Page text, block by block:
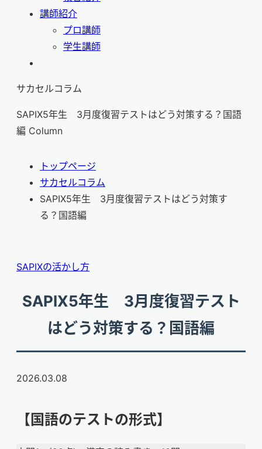
講師紹介
プロ講師
学生講師
サカセルコラム
SAPIX5年生 3月度復習テストはどう対策する？国語
編 Column
トップページ
サカセルコラム
SAPIX5年生 3月度復習テストはどう対策す
る？国語編
SAPIXの活かし方
SAPIX5年生 3月度復習テスト
はどう対策する？国語編
2026.03.08
【国語のテストの形式】